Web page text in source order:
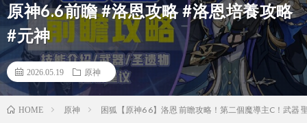
原神6.6前瞻 #洛恩攻略 #洛恩培養攻略
#元神
2026.05.19 原神
HOME 原神 困狐【原神6 6】洛恩 前瞻攻略！第二個魔導主C！武器